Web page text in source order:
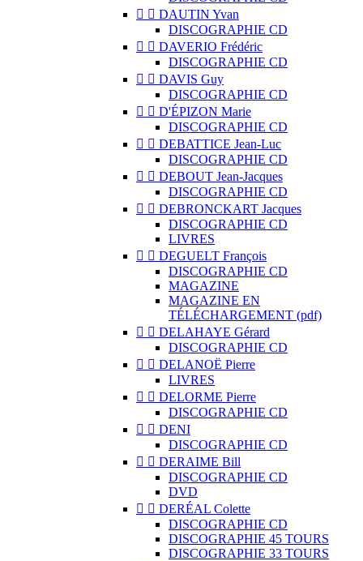
  DAUTIN Yvan
DISCOGRAPHIE CD
  DAVERIO Frédéric
DISCOGRAPHIE CD
  DAVIS Guy
DISCOGRAPHIE CD
  D'ÉPIZON Marie
DISCOGRAPHIE CD
  DEBATTICE Jean-Luc
DISCOGRAPHIE CD
  DEBOUT Jean-Jacques
DISCOGRAPHIE CD
  DEBRONCKART Jacques
DISCOGRAPHIE CD
LIVRES
  DEGUELT François
DISCOGRAPHIE CD
MAGAZINE
MAGAZINE EN
TÉLÉCHARGEMENT (pdf)
  DELAHAYE Gérard
DISCOGRAPHIE CD
  DELANOË Pierre
LIVRES
  DELORME Pierre
DISCOGRAPHIE CD
  DENI
DISCOGRAPHIE CD
  DERAIME Bill
DISCOGRAPHIE CD
DVD
  DERÉAL Colette
DISCOGRAPHIE CD
DISCOGRAPHIE 45 TOURS
DISCOGRAPHIE 33 TOURS